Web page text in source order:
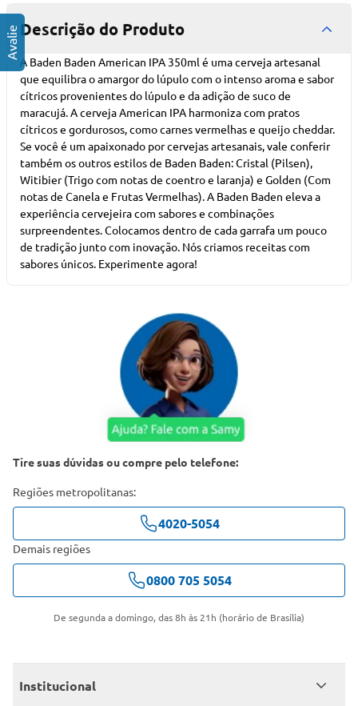
Descrição do Produto
A Baden Baden American IPA 350ml é uma cerveja artesanal
que equilibra o amargor do lúpulo com o intenso aroma e sabor
cítricos provenientes do lúpulo e da adição de suco de
maracujá. A cerveja American IPA harmoniza com pratos
cítricos e gordurosos, como carnes vermelhas e queijo cheddar.
Se você é um apaixonado por cervejas artesanais, vale conferir
também os outros estilos de Baden Baden: Cristal (Pilsen),
Witibier (Trigo com notas de coentro e laranja) e Golden (Com
notas de Canela e Frutas Vermelhas). A Baden Baden eleva a
experiência cervejeira com sabores e combinações
surpreendentes. Colocamos dentro de cada garrafa um pouco
de tradição junto com inovação. Nós criamos receitas com
sabores únicos. Experimente agora!
Tire suas dúvidas ou compre pelo telefone:
Regiões metropolitanas:
4020-5054
Demais regiões
0800 705 5054
De segunda a domingo, das 8h às 21h (horário de Brasília)
Institucional